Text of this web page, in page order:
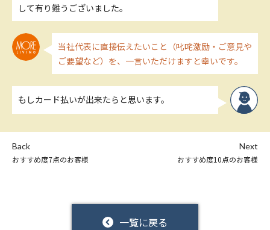
して有り難うございました。
当社代表に直接伝えたいこと（叱咤激励・ご意見や
ご要望など）を、一言いただけますと幸いです。
もしカード払いが出来たらと思います。
Back
おすすめ度7点のお客様
一覧に戻る
Next
おすすめ度10点のお客様